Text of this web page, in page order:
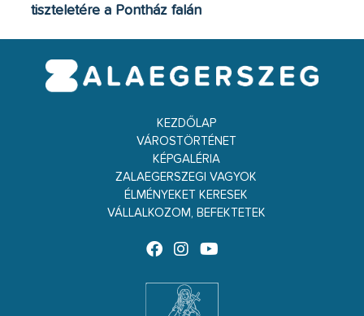
tiszteletére a Pontház falán
KEZDŐLAP
VÁROSTÖRTÉNET
KÉPGALÉRIA
ZALAEGERSZEGI VAGYOK
ÉLMÉNYEKET KERESEK
VÁLLALKOZOM, BEFEKTETEK